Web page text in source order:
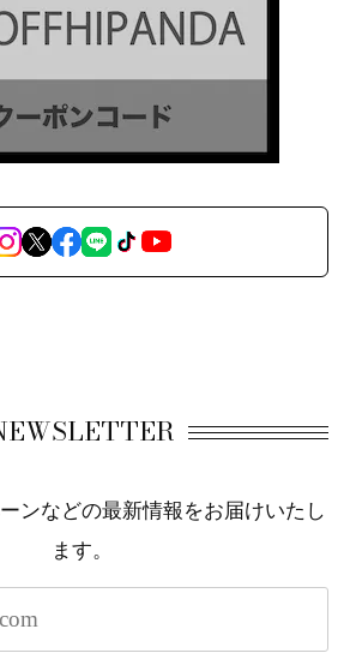
ンなどの最新情報をお届けいたし
ます。